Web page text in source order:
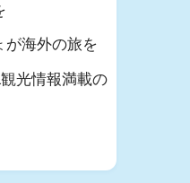
が海外の旅を
光情報満載の